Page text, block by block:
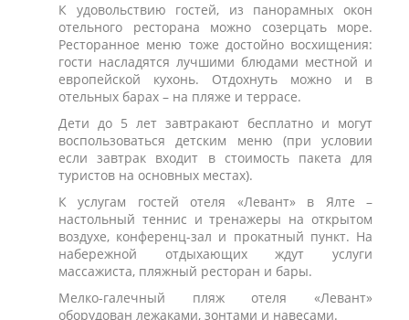
К удовольствию гостей, из панорамных окон
отельного ресторана можно созерцать море.
Ресторанное меню тоже достойно восхищения:
гости насладятся лучшими блюдами местной и
европейской кухонь. Отдохнуть можно и в
отельных барах – на пляже и террасе.
Дети до 5 лет завтракают бесплатно и могут
воспользоваться детским меню (при условии
если завтрак входит в стоимость пакета для
туристов на основных местах).
К услугам гостей отеля «Левант» в Ялте –
настольный теннис и тренажеры на открытом
воздухе, конференц-зал и прокатный пункт. На
набережной отдыхающих ждут услуги
массажиста, пляжный ресторан и бары.
Мелко-галечный пляж отеля «Левант»
оборудован лежаками, зонтами и навесами.